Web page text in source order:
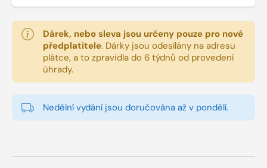
Dárek, nebo sleva jsou určeny pouze pro nové
předplatitele. Dárky jsou odesílány na adresu
plátce, a to zpravidla do 6 týdnů od provedení
úhrady.
Nedělní vydání jsou doručována až v pondělí.